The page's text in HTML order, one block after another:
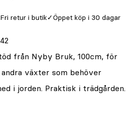
Fri retur i butik Öppet köp i 30 dagar
från Nyby Bruk, 100cm, för
växter som behöver
i jorden. Praktisk i trädgården.